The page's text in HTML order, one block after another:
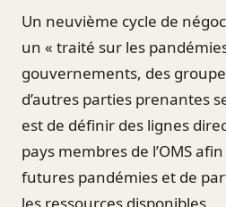
Un neuvième cycle de
un « traité sur les
gouvernements, des
d’autres parties prenantes
est de définir des lignes
pays membres de l’OMS
futures pandémies et de
les ressources disponibles.